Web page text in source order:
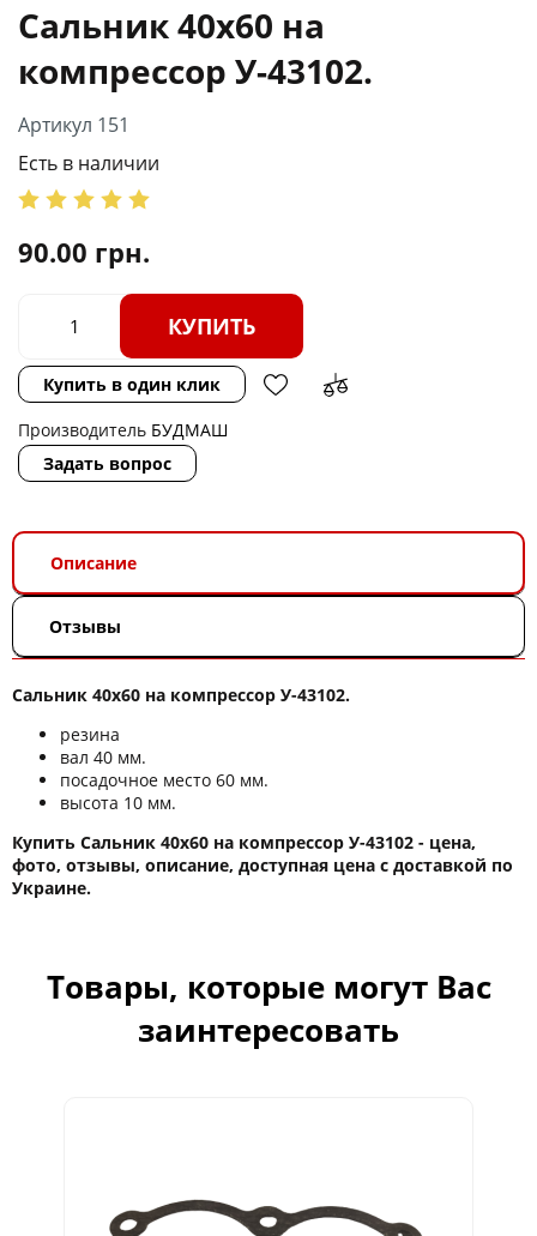
Сальник 40х60 на
компрессор У-43102.
Артикул 151
Есть в наличии
90.00 грн.
КУПИТЬ
Купить в один клик
Производитель БУДМАШ
Задать вопрос
Описание
Отзывы
Сальник 40х60 на компрессор У-43102.
резина
вал 40 мм.
посадочное место 60 мм.
высота 10 мм.
Купить Сальник 40х60 на компрессор У-43102 - цена,
фото, отзывы, описание, доступная цена с доставкой по
Украине.
Товары, которые могут Вас
заинтересовать